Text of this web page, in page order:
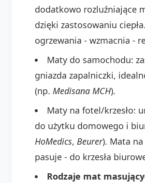
dodatkowo rozluźniające
dzięki zastosowaniu
ogrzewania - wzmacnia -
Maty do samochodu:
gniazda zapalniczki,
(np. Medisana MCH).
Maty na fotel/krzesło:
do użytku domowego i
HoMedics, Beurer). Mata
pasuje - do krzesła
Rodzaje mat